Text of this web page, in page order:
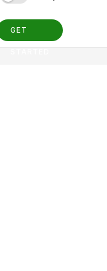
GET